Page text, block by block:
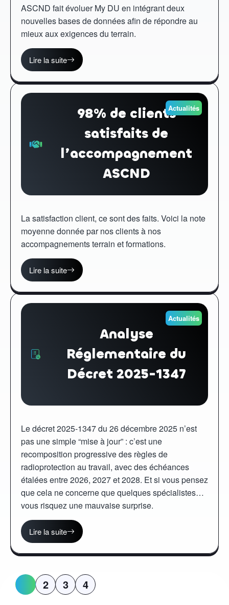
ASCND fait évoluer My DU en intégrant deux
nouvelles bases de données afin de répondre au
mieux aux exigences du terrain.
Lire la suite
Actualités
98% de clients
satisfaits de
l’accompagnement
ASCND
La satisfaction client, ce sont des faits. Voici la note
moyenne donnée par nos clients à nos
accompagnements terrain et formations.
Lire la suite
Actualités
Analyse
Réglementaire du
Décret 2025-1347
Le décret 2025-1347 du 26 décembre 2025 n’est
pas une simple “mise à jour” : c’est une
recomposition progressive des règles de
radioprotection au travail, avec des échéances
étalées entre 2026, 2027 et 2028. Et si vous pensez
que cela ne concerne que quelques spécialistes…
vous risquez une mauvaise surprise.
Lire la suite
2 3 4